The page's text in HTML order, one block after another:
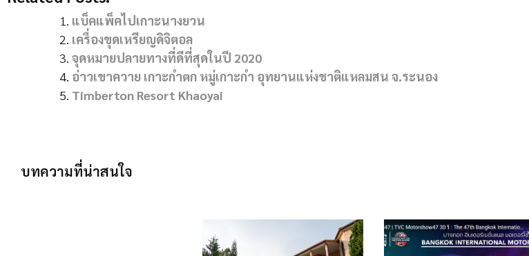
แบ็คแพ็คไปเกาะนางยวน
เครื่องขุดเหรียญดิจิตอล
จุดหมายปลายทางที่ดีที่สุดในปี 2020
อ่าวเขาควาย เกาะกำตก หมู่เกาะกำ อุทยานแห่งชาติแหลมสน จ.ระนอง
Timberton Resort Khaoyai
บทความที่น่าสนใจ